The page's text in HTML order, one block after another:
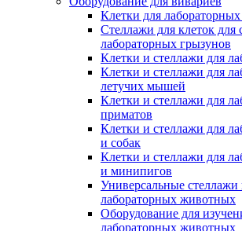
Клетки для
Стеллажи для клеток для
лабораторных грызунов
Клетки и стеллажи для
Клетки и стеллажи для
летучих мышей
Клетки и стеллажи для
приматов
Клетки и стеллажи для
и собак
Клетки и стеллажи для
и минипигов
Универсальные стеллажи
лабораторных животных
Оборудование для
лабораторных животных